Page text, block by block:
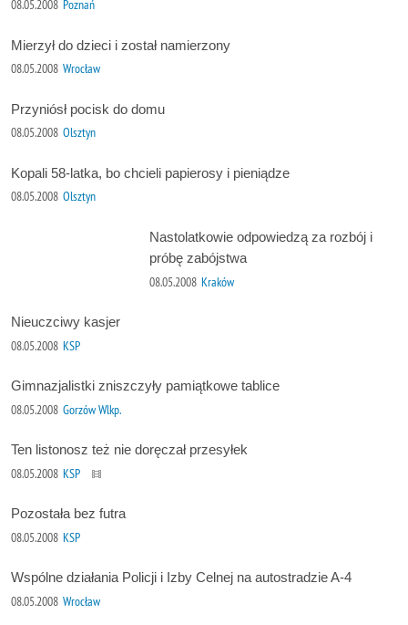
08.05.2008 Poznań
Mierzył do dzieci i został namierzony
08.05.2008 Wrocław
Przyniósł pocisk do domu
08.05.2008 Olsztyn
Kopali 58-latka, bo chcieli papierosy i pieniądze
08.05.2008 Olsztyn
Nastolatkowie odpowiedzą za rozbój i
próbę zabójstwa
08.05.2008 Kraków
Nieuczciwy kasjer
08.05.2008 KSP
Gimnazjalistki zniszczyły pamiątkowe tablice
08.05.2008 Gorzów Wlkp.
Ten listonosz też nie doręczał przesyłek
08.05.2008 KSP
Pozostała bez futra
08.05.2008 KSP
Wspólne działania Policji i Izby Celnej na autostradzie A-4
08.05.2008 Wrocław